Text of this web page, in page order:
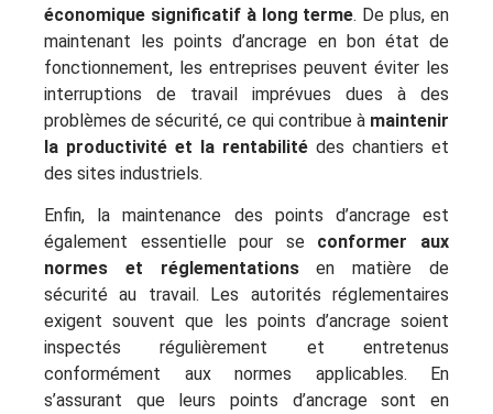
économique significatif à long terme. De plus, en
maintenant les points d’ancrage en bon état de
fonctionnement, les entreprises peuvent éviter les
interruptions de travail imprévues dues à des
problèmes de sécurité, ce qui contribue à maintenir
la productivité et la rentabilité des chantiers et
des sites industriels.
Enfin, la maintenance des points d’ancrage est
également essentielle pour se conformer aux
normes et réglementationsen matière de
sécurité au travail. Les autorités réglementaires
exigent souvent que les points d’ancrage soient
inspectés régulièrement et entretenus
conformément aux normes applicables. En
s’assurant que leurs points d’ancrage sont en